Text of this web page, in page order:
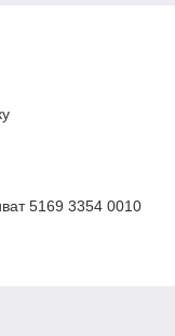
5169 3354 0010